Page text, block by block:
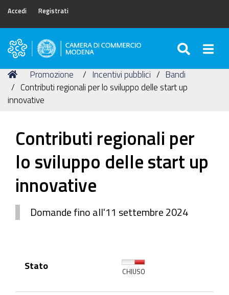
Accedi Registrati
Camera
Commercio
di
Modena
Tu
sei
qui:
Home
Promozione Incentivi pubblici
Bandi
Contributi regionali per lo sviluppo delle start up
innovative
Contributi regionali per
lo sviluppo delle start up
innovative
Domande fino all'11 settembre 2024
Stato
CHIUSO